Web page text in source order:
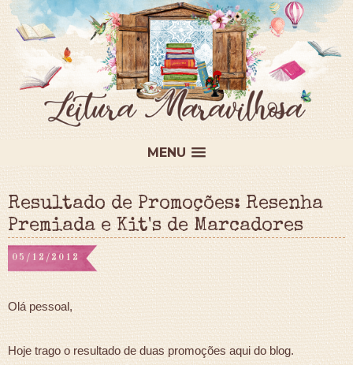
MENU
Resultado de Promoções: Resenha
Premiada e Kit's de Marcadores
05/12/2012
Olá pessoal,
Hoje trago o resultado de duas promoções aqui do blog.